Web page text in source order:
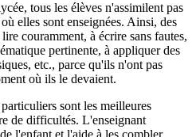
tous les élèves n'assimilent pas
elles sont enseignées. Ainsi, des
couramment, à écrire sans fautes,
pertinente, à appliquer des
etc., parce qu'ils n'ont pas
où ils le devaient.
sont les meilleures
de difficultés. L'enseignant